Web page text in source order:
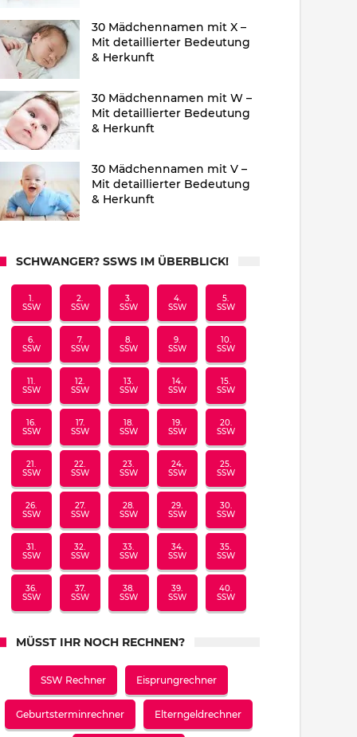
30 Mädchennamen mit X –
Mit detaillierter Bedeutung
& Herkunft
30 Mädchennamen mit W –
Mit detaillierter Bedeutung
& Herkunft
30 Mädchennamen mit V –
Mit detaillierter Bedeutung
& Herkunft
SCHWANGER? SSWS IM ÜBERBLICK!
1.
SSW
2.
SSW
3.
SSW
4.
SSW
5.
SSW
6.
SSW
7.
SSW
8.
SSW
9.
SSW
10.
SSW
11.
SSW
12.
SSW
13.
SSW
14.
SSW
15.
SSW
16.
SSW
17.
SSW
18.
SSW
19.
SSW
20.
SSW
21.
SSW
22.
SSW
23.
SSW
24.
SSW
25.
SSW
26.
SSW
27.
SSW
28.
SSW
29.
SSW
30.
SSW
31.
SSW
32.
SSW
33.
SSW
34.
SSW
35.
SSW
36.
SSW
37.
SSW
38.
SSW
39.
SSW
40.
SSW
MÜSST IHR NOCH RECHNEN?
SSW Rechner Eisprungrechner
Geburtsterminrechner Elterngeldrechner